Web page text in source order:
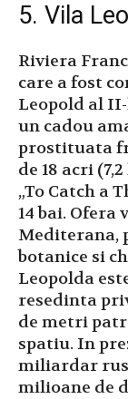
5. Vila
Riviera
care a fost
Leopold al
un cadou
prostituata
de 18 acri
„To Catch a
14 bai. Ofera
Mediterana,
botanice si
Leopolda
resedinta
de metri
spatiu. In
miliardar rus
milioane de